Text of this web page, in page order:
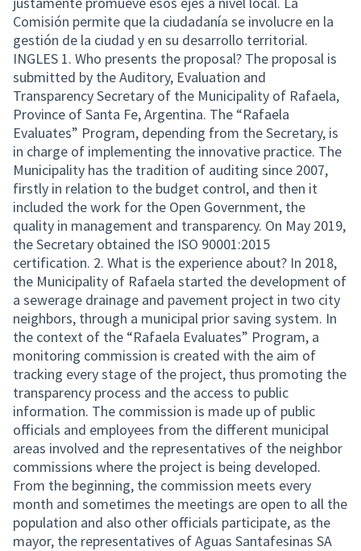
Comisión permite que la ciudadanía se involucre en la
gestión de la ciudad y en su desarrollo territorial.
INGLES 1. Who presents the proposal? The proposal is
submitted by the Auditory, Evaluation and
Transparency Secretary of the Municipality of Rafaela,
Province of Santa Fe, Argentina. The “Rafaela
Evaluates” Program, depending from the Secretary, is
in charge of implementing the innovative practice. The
Municipality has the tradition of auditing since 2007,
firstly in relation to the budget control, and then it
included the work for the Open Government, the
quality in management and transparency. On May 2019,
the Secretary obtained the ISO 90001:2015
certification. 2. What is the experience about? In 2018,
the Municipality of Rafaela started the development of
a sewerage drainage and pavement project in two city
neighbors, through a municipal prior saving system. In
the context of the “Rafaela Evaluates” Program, a
monitoring commission is created with the aim of
tracking every stage of the project, thus promoting the
transparency process and the access to public
information. The commission is made up of public
officials and employees from the different municipal
areas involved and the representatives of the neighbor
commissions where the project is being developed.
From the beginning, the commission meets every
month and sometimes the meetings are open to all the
population and also other officials participate, as the
mayor, the representatives of Aguas Santafesinas SA